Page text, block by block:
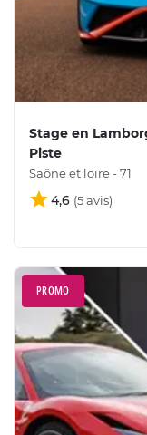
Stage en
Piste
Saône et loire - 71
4,6
PROMO